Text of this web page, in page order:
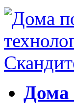
Дома